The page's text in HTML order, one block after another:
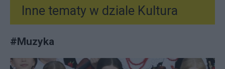
Inne tematy w dziale Kultura
#Muzyka